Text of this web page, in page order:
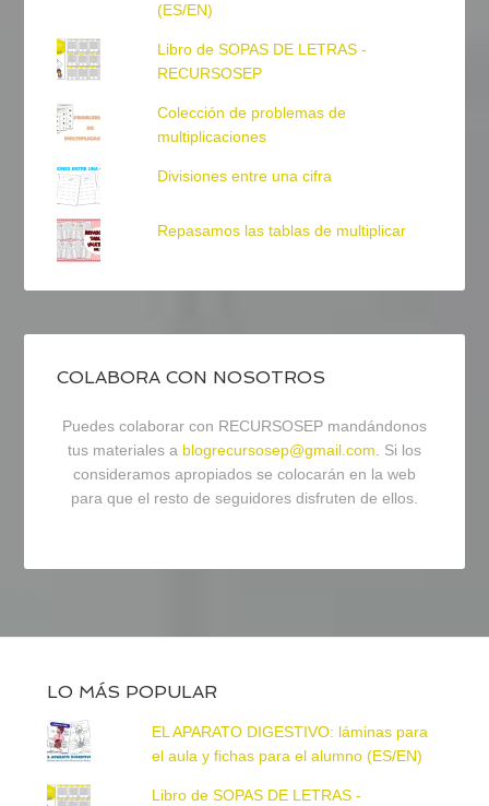
(ES/EN)
Libro de SOPAS DE LETRAS -
RECURSOSEP
Colección de problemas de
multiplicaciones
Divisiones entre una cifra
Repasamos las tablas de multiplicar
COLABORA CON NOSOTROS
Puedes colaborar con RECURSOSEP mandándonos
tus materiales a blogrecursosep@gmail.com . Si los
consideramos apropiados se colocarán en la web
para que el resto de seguidores disfruten de ellos.
LO MÁS POPULAR
EL APARATO DIGESTIVO: láminas para
el aula y fichas para el alumno (ES/EN)
Libro de SOPAS DE LETRAS -